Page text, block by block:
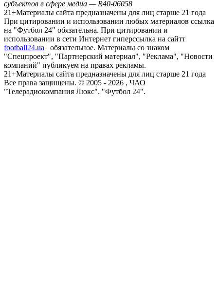
субъектов в сфере медиа — R40-06058
21+Материалы сайта предназначены для лиц старше 21 года
При цитировании и использовании любых материалов ссылка
на "Футбол 24" обязательна. При цитировании и
использовании в сети Интернет гиперссылка на сайтт
football24.ua
обязательное. Материалы со знаком
"Спецпроект", "Партнерский материал", "Реклама", "Новости
компаний" публикуем на правах рекламы.
21+Материалы сайта предназначены для лиц старше 21 года
Все права защищены. © 2005 - 2026 , ЧАО
"Телерадиокомпания Люкс". "Футбол 24".